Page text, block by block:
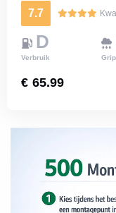
7.7
D
Verbruik
€ 65.99